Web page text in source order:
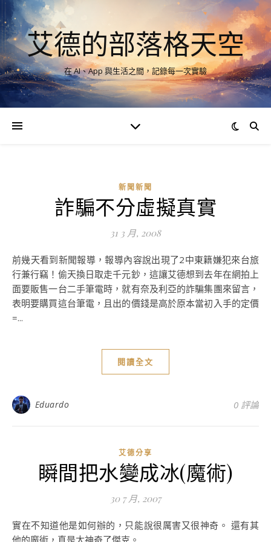
艾德的部落格天空
在 AI、App 與生活之間，記錄每一次實驗
新聞新聞
詐騙不分虛擬真實
31 3 月, 2008
前幾天看到新聞報導，報導內容說出現了2中東籍嫌犯來台旅
行兼行竊！偷天換日取走千元鈔，這讓艾德想到去年在網拍上
面要販售一台二手筆電時，就有奈及利亞的詐騙集團來留言，
表明要購買這台筆電，且出的價錢是高於原本當初入手的定價
=...
閱讀全文
Eduardo 0 評論
艾德分享
瞬間把水變成冰(魔術)
30 7 月, 2007
實在不知道他是如何辦的，只能說很厲害又很神奇。 還有其
他的魔術，真是太神奇了傑克。